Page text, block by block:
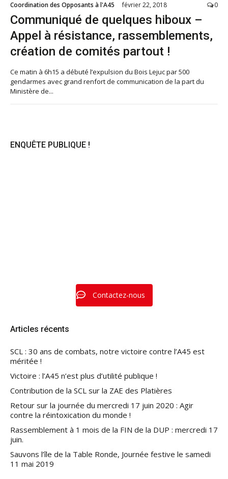
Coordination des Opposants à l'A45 février 22, 2018 0
Communiqué de quelques hiboux –
Appel à résistance, rassemblements,
création de comités partout !
Ce matin à 6h15 a débuté l’expulsion du Bois Lejuc par 500
gendarmes avec grand renfort de communication de la part du
Ministère de...
ENQUÊTE PUBLIQUE !
Contactez-nous
Articles récents
SCL : 30 ans de combats, notre victoire contre l’A45 est
méritée !
Victoire : l’A45 n’est plus d’utilité publique !
Contribution de la SCL sur la ZAE des Platières
Retour sur la journée du mercredi 17 juin 2020 : Agir
contre la réintoxication du monde !
Rassemblement à 1 mois de la FIN de la DUP : mercredi 17
juin.
Sauvons l’île de la Table Ronde, Journée festive le samedi
11 mai 2019